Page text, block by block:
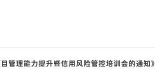
管理能力提升暨信用风险管控培训会的通知》